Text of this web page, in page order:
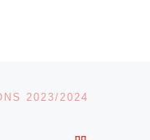
les articles
2023/2024